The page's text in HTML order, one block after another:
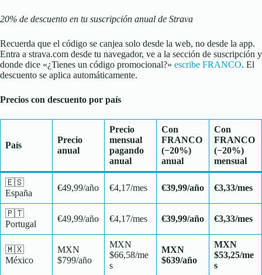
20% de descuento en tu suscripción anual de Strava
Recuerda que el código se canjea solo desde la web, no desde la app.
Entra a strava.com desde tu navegador, ve a la sección de suscripción y
donde dice «¿Tienes un código promocional?» escribe FRANCO. El
descuento se aplica automáticamente.
Precios con descuento por país
País
Precio
anual
Precio
mensual
pagando
anual
Con
FRANCO
(−20%)
anual
Con
FRANCO
(−20%)
mensual
🇪🇸
España
€49,99/año €4,17/mes €39,99/año €3,33/mes
🇵🇹
Portugal
€49,99/año €4,17/mes €39,99/año €3,33/mes
🇲🇽
México
MXN
$799/año
MXN
$66,58/me
s
MXN
$639/año
MXN
$53,25/me
s